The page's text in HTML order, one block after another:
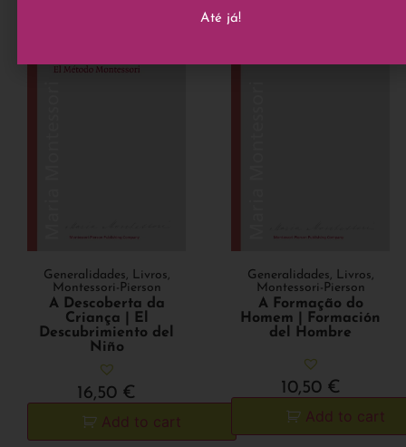
Generalidades, Livros,
Montessori-Pierson
A Descoberta da
Criança | El
Descubrimiento del
Niño
16,50 €
Add to cart
Generalidades, Livros,
Montessori-Pierson
A Formação do
Homem | Formación
del Hombre
10,50 €
Add to cart
Até já!